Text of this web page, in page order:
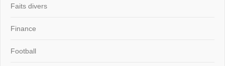
Faits divers
Finance
Football